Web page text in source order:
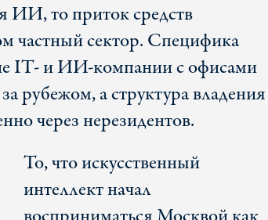
ИИ, то приток средств
частный сектор. Специфика
IT- и ИИ-компании с офисами
рубежом, а структура владения
через нерезидентов.
То, что искусственный
интеллект начал